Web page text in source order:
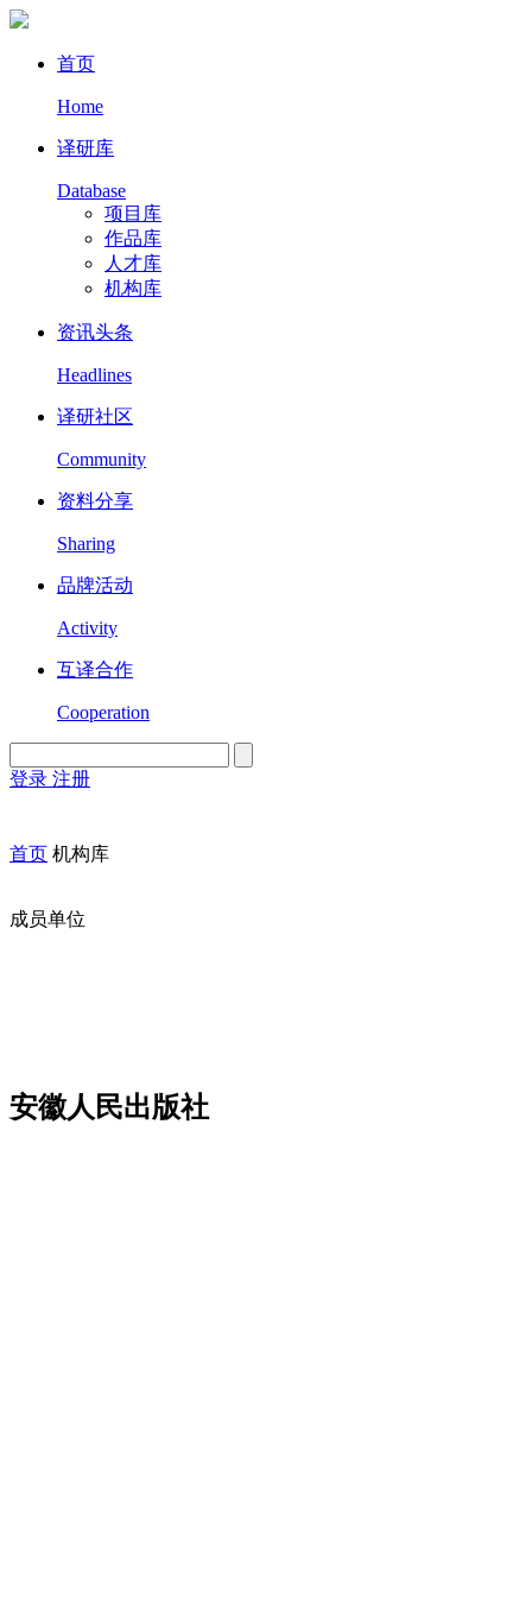
首页
Home
译研库
Database
项目库
作品库
人才库
机构库
资讯头条
Headlines
译研社区
Community
资料分享
Sharing
品牌活动
Activity
互译合作
Cooperation
登录 注册
首页 机构库
成员单位
安徽人民出版社